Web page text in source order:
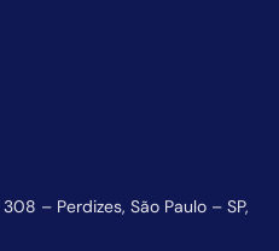
– Perdizes, São Paulo – SP,